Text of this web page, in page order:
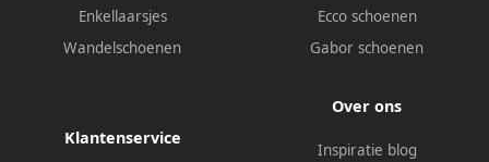
Enkellaarsjes
Wandelschoenen
Ecco schoenen
Gabor schoenen
Klantenservice
Over ons
Inspiratie blog